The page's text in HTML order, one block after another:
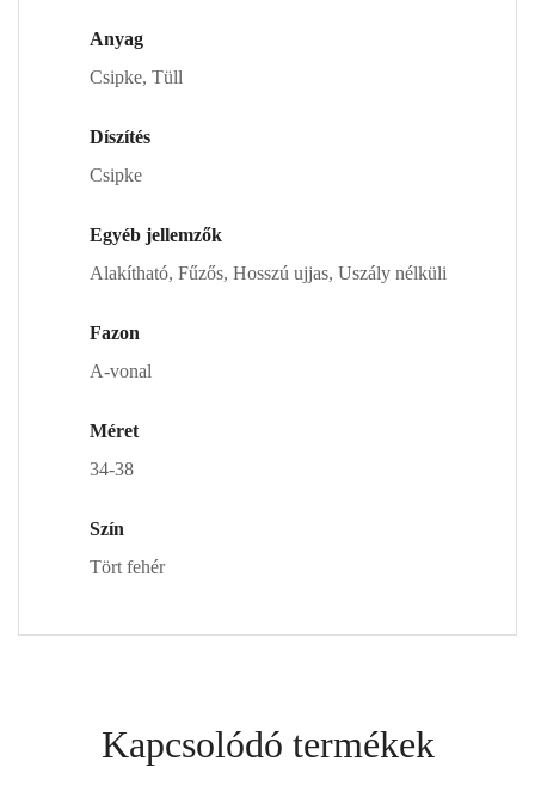
Anyag
Csipke, Tüll
Díszítés
Csipke
Egyéb jellemzők
Alakítható, Fűzős, Hosszú ujjas, Uszály nélküli
Fazon
A-vonal
Méret
34-38
Szín
Tört fehér
Kapcsolódó termékek